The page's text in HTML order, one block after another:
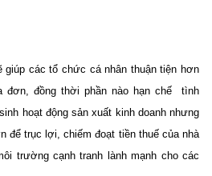
các tổ chức cá nhân thuận tiện hơn
đơn, đồng thời phần nào hạn chế tình
hoạt động sản xuất kinh doanh nhưng
để trục lợi, chiếm đoạt tiền thuế của nhà
trường cạnh tranh lành mạnh cho các